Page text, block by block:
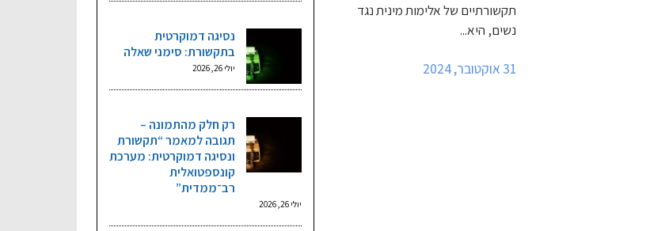
תקשורתיים של אלימות מינית נגד
נשים, היא...
31 אוקטובר, 2024
נסיגה דמוקרטית
בתקשורת: סימני שאלה
יולי 26, 2026
רק חלק מהתמונה –
תגובה למאמר “תקשורת
ונסיגה דמוקרטית: מערכת
קונספטואלית
רב־ממדית”
יולי 26, 2026